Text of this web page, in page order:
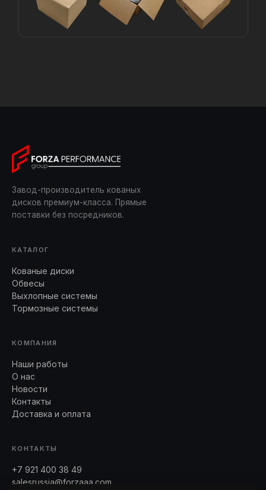
Завод-производитель кованых
дисков премиум-класса. Прямые
поставки без посредников.
КАТАЛОГ
Кованые диски
Обвесы
Выхлопные системы
Тормозные системы
КОМПАНИЯ
Наши работы
О нас
Новости
Контакты
Доставка и оплата
КОНТАКТЫ
+7 921 400 38 49
salesrussia@forzaaa.com